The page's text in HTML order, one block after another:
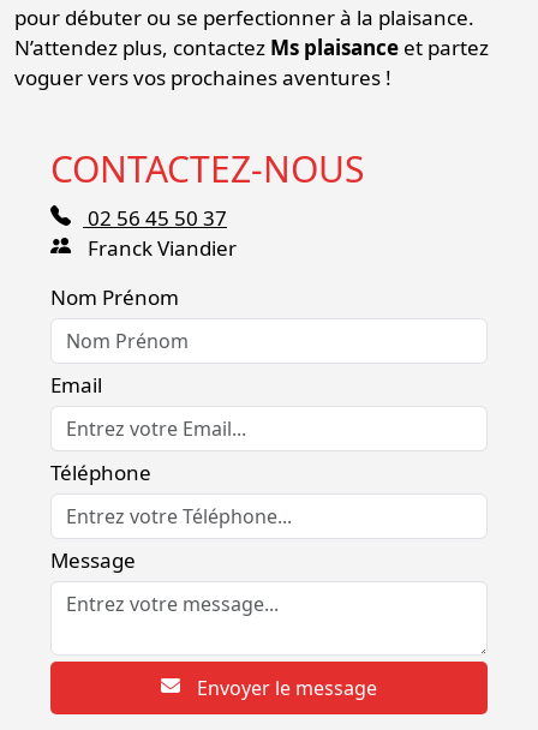
pour débuter ou se perfectionner à la plaisance.
N’attendez plus, contactez Ms plaisance et partez
voguer vers vos prochaines aventures !
CONTACTEZ-NOUS
02 56 45 50 37
Franck Viandier
Nom Prénom
Email
Téléphone
Message
Envoyer le message